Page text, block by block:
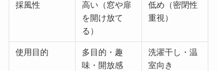
採風性
高い（窓や扉
を開け放て
る）
低め（密閉性
重視）
使用目的
多目的・趣
味・開放感
洗濯干し・温
室向き